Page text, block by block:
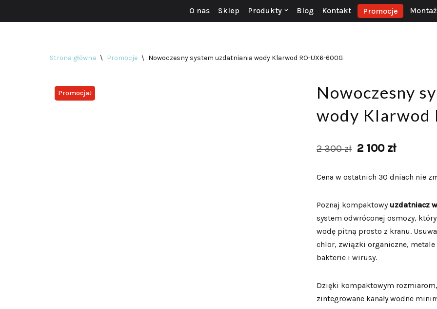
O nas Sklep Produkty Blog Kontakt Promocje
Strona główna \ Promocje \ Nowoczesny system uzdatniania wody Klarwod RO-UX6-600G
Promocja!
Nowoczesny
wody Klarwod
2 300zł 2 100 zł
Cena w ostatnich 30 dniach nie
Poznaj kompaktowy uzdatniacz
system odwróconej osmozy,
wodę pitną prosto z kranu.
chlor, związki organiczne,
bakterie i wirusy.
Dzięki kompaktowym
zintegrowane kanały wodne